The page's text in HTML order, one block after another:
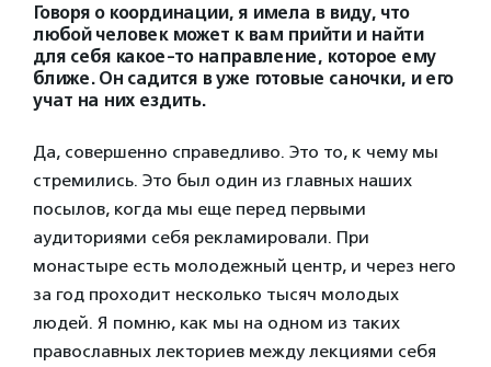
Говоря о координации, я имела в виду, что
любой человек может к вам прийти и найти
для себя какое-то направление, которое ему
ближе. Он садится в уже готовые саночки, и его
учат на них ездить.
Да, совершенно справедливо. Это то, к чему мы
стремились. Это был один из главных наших
посылов, когда мы еще перед первыми
аудиториями себя рекламировали. При
монастыре есть молодежный центр, и через него
за год проходит несколько тысяч молодых
людей. Я помню, как мы на одном из таких
православных лекториев между лекциями себя